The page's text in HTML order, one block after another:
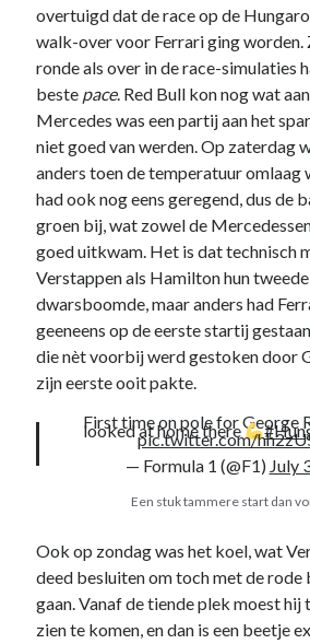
overtuigd dat de race op de
walk-over voor Ferrari ging worden.
ronde als over in de race-simulaties
beste pace. Red Bull kon nog wat
Mercedes was een partij aan het
niet goed van werden. Op zaterdag
anders toen de temperatuur omlaag
had ook nog eens geregend, dus de
groen bij, wat zowel de
goed uitkwam. Het is dat technisch
Verstappen als Hamilton hun
dwarsboomde, maar anders had
geeneens op de eerste startij
die nèt voorbij werd gestoken door
zijn eerste ooit pakte.
First time on pole for George
looked at home there
pic.twitter.com/
— Formula 1 (@F1) July
Een stuk tammere start dan
Ook op zondag was het koel, wat
deed besluiten om toch met de rode
gaan. Vanaf de tiende plek moest hij
zien te komen, en dan is een beetje